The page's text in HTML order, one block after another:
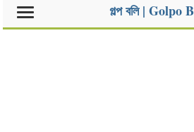
গল্প বলি | Golpo